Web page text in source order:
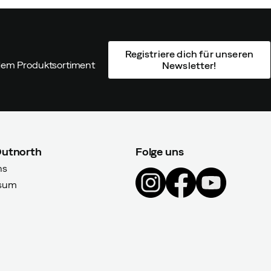
Produktsortiment
Registriere dich für unseren
Newsletter!
Folge uns